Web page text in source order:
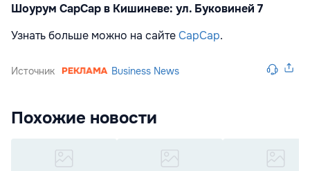
Шоурум CapCap в Кишиневе: ул. Буковиней 7
Узнать больше можно на сайтеCapCap.
Источник Business News
Похожие новости